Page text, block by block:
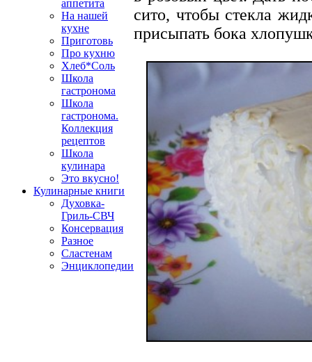
аппетита
На нашей
кухне
Приготовь
Про кухню
Хлеб*Соль
Школа
гастронома
Школа
гастронома.
Коллекция
рецептов
Школа
кулинара
Это вкусно!
Кулинарные книги
Духовка-
Гриль-СВЧ
Консервация
Разное
Сластенам
Энциклопедии
сито, чтобы стекла
присыпать бока